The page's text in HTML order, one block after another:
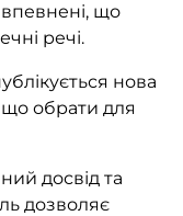
що
речі.
нова
що обрати для
досвід та
дозволяє